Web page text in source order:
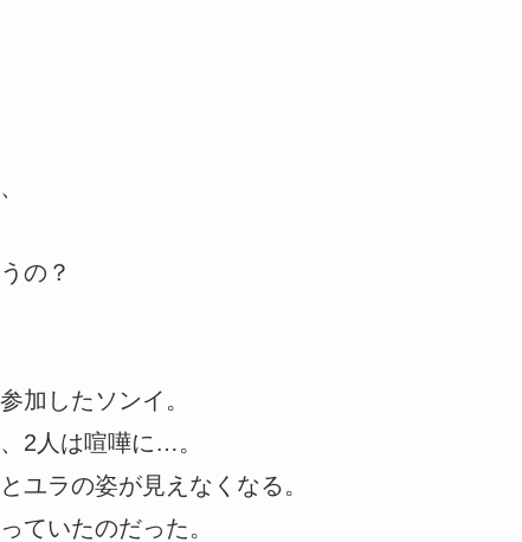
の？
加したソンイ。
2人は喧嘩に…。
ユラの姿が見えなくなる。
ていたのだった。